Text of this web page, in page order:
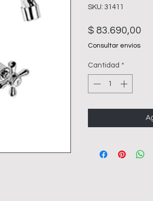
SKU: 31411
$ 83.690,00
Consultar envíos
Cantidad *